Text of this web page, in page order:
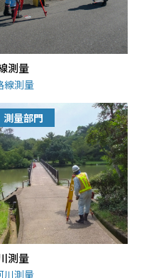
測量
線測量
測量部門
測量
川測量